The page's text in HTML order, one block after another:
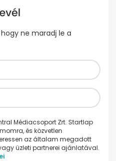
ne maradj le a
Médiacsoport Zrt. Startlap
és közvetlen
az általam megadott
üzleti partnerei ajánlatával.